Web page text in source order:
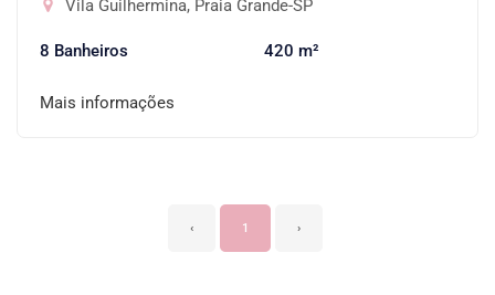
Vila Guilhermina, Praia Grande-SP
8 Banheiros 420 m²
Mais informações
‹ 1 ›